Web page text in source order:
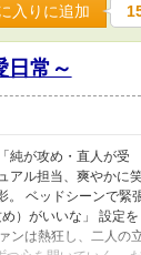
入りに追加
日常～
純が攻め・直人が受
アル担当、爽やかに
。 ベッドシーンで緊
）がいいな」 設定を
ンは熱狂し、二人の